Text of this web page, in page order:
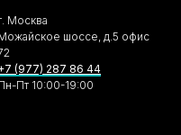
Москва
шоссе, д.5 офис
(977) 287 86 44
Пт 10:00-19:00